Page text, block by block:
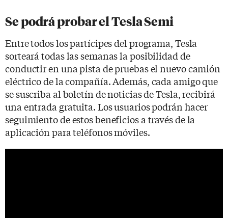
Se podrá probar el Tesla Semi
Entre todos los partícipes del programa, Tesla
sorteará todas las semanas la posibilidad de
conductir en una pista de pruebas el nuevo camión
eléctrico de la compañía. Además, cada amigo que
se suscriba al boletín de noticias de Tesla, recibirá
una entrada gratuita. Los usuarios podrán hacer
seguimiento de estos beneficios a través de la
aplicación para teléfonos móviles.